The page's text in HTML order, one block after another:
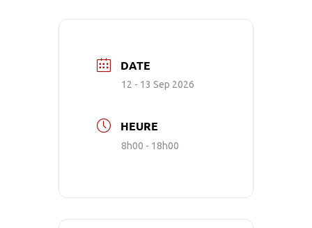
DATE
12 - 13 Sep 2026
HEURE
8h00 - 18h00